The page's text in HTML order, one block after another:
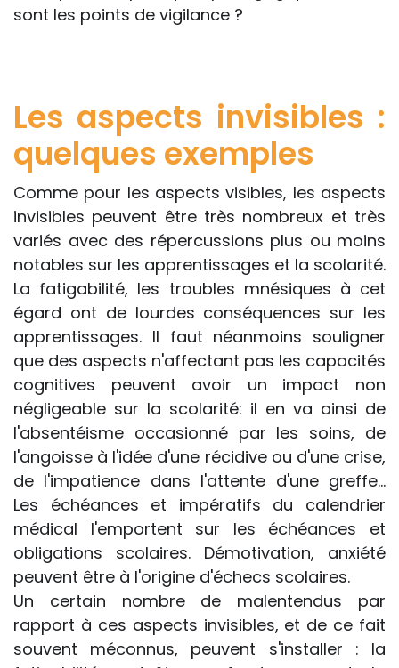
sont les points de vigilance ?
Les aspects invisibles :
quelques exemples
Comme pour les aspects visibles, les aspects
invisibles peuvent être très nombreux et très
variés avec des répercussions plus ou moins
notables sur les apprentissages et la scolarité.
La fatigabilité, les troubles mnésiques à cet
égard ont de lourdes conséquences sur les
apprentissages. Il faut néanmoins souligner
que des aspects n'affectant pas les capacités
cognitives peuvent avoir un impact non
négligeable sur la scolarité: il en va ainsi de
l'absentéisme occasionné par les soins, de
l'angoisse à l'idée d'une récidive ou d'une crise,
de l'impatience dans l'attente d'une greffe...
Les échéances et impératifs du calendrier
médical l'emportent sur les échéances et
obligations scolaires. Démotivation, anxiété
peuvent être à l'origine d'échecs scolaires.
Un certain nombre de malentendus par
rapport à ces aspects invisibles, et de ce fait
souvent méconnus, peuvent s'installer : la